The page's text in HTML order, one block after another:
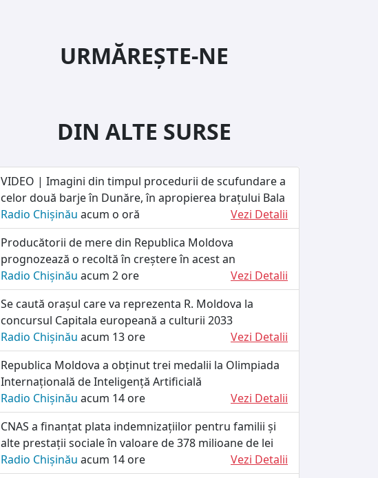
URMĂREȘTE-NE
DIN ALTE SURSE
VIDEO | Imagini din timpul procedurii de scufundare a
celor două barje în Dunăre, în apropierea brațului Bala
Radio Chișinău acum o oră
Vezi Detalii
Producătorii de mere din Republica Moldova
prognozează o recoltă în creștere în acest an
Radio Chișinău acum 2 ore
Vezi Detalii
Se caută orașul care va reprezenta R. Moldova la
concursul Capitala europeană a culturii 2033
Radio Chișinău acum 13 ore
Vezi Detalii
Republica Moldova a obținut trei medalii la Olimpiada
Internațională de Inteligență Artificială
Radio Chișinău acum 14 ore
Vezi Detalii
CNAS a finanțat plata indemnizațiilor pentru familii și
alte prestații sociale în valoare de 378 milioane de lei
Radio Chișinău acum 14 ore
Vezi Detalii